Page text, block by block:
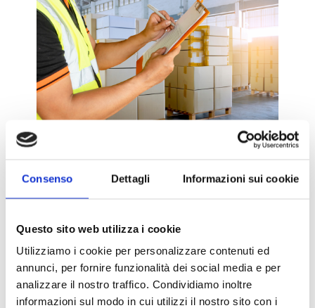
Consenso Dettagli Informazioni sui cookie
Questo sito web utilizza i cookie
Utilizziamo i cookie per personalizzare contenuti ed
annunci, per fornire funzionalità dei social media e per
analizzare il nostro traffico. Condividiamo inoltre
informazioni sul modo in cui utilizzi il nostro sito con i
Ogni spedizione è unica: per questo mettiamo
in campo un approccio personalizzato e
dinamico.